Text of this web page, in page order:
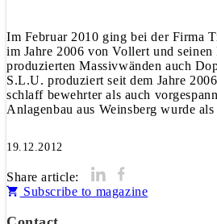
Im Februar 2010 ging bei der Firma
im Jahre 2006 von Vollert und
produzierten Massivwänden auch
S.L.U. produziert seit dem Jahre
schlaff bewehrter als auch
Anlagenbau aus Weinsberg wurde
19.12.2012
Share article:
Subscribe to magazine